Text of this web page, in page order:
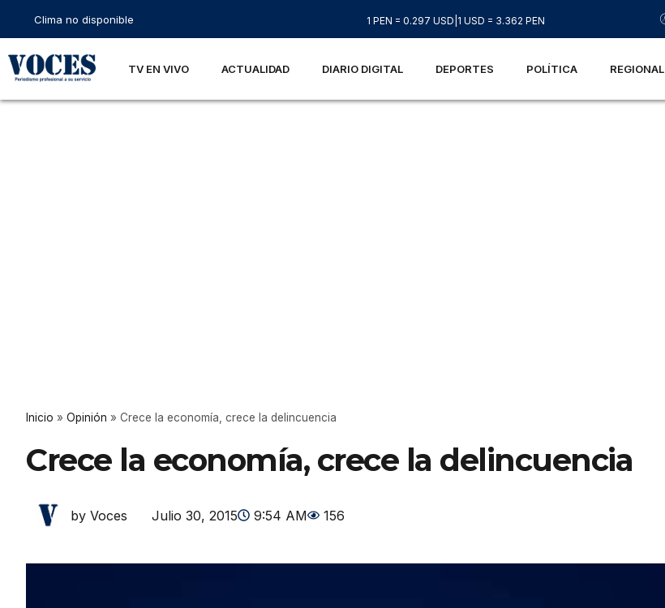
Clima no disponible 1 PEN = 0.297 USD 1 USD = 3.362 PEN
TV EN VIVO ACTUALIDAD DIARIO DIGITAL DEPORTES POLÍTICA REGIONAL
Inicio » Opinión » Crece la economía, crece la delincuencia
Crece la economía, crece la delincuencia
by Voces Julio 30, 2015 9:54 AM 156